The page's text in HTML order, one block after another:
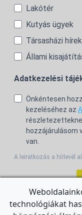
Lakótér
Kutyás ügyek
Társasházi hírek
Állami
Adatkezelési
Önkéntesen
kezeléséhez az
hozzájárulásom
van.
A leiratkozás a hírlevél
technológiákat